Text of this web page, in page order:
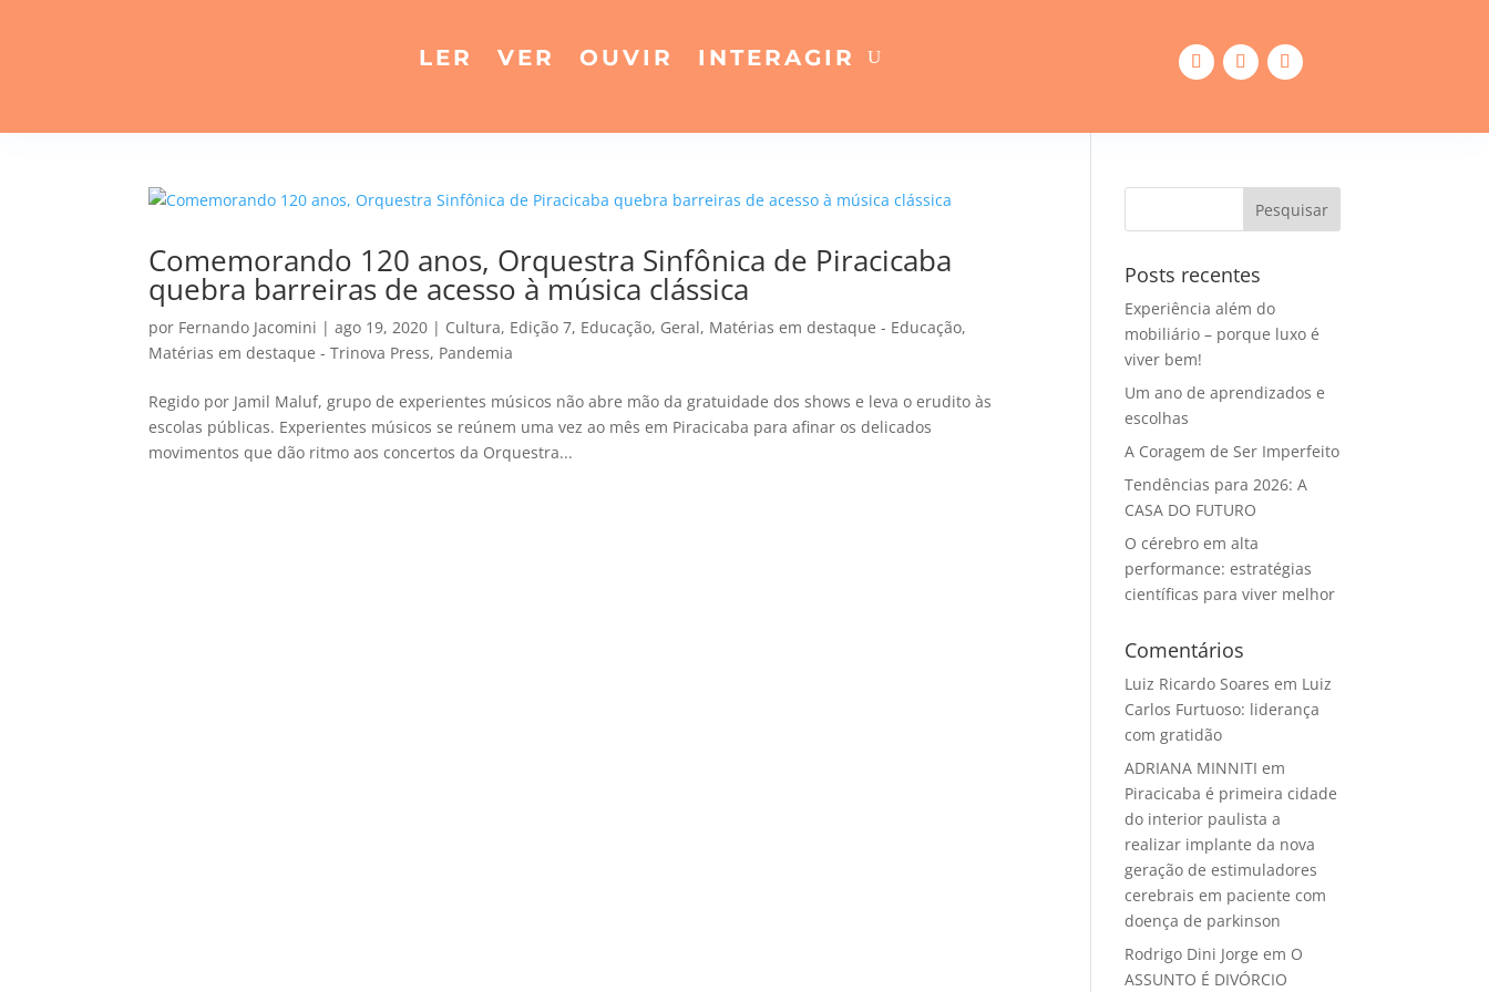
LER VER OUVIR INTERAGIR
Comemorando 120 anos, Orquestra Sinfônica de Piracicaba
quebra barreiras de acesso à música clássica
por Fernando Jacomini |ago 19, 2020 | Cultura, Edição 7, Educação, Geral, Matérias em destaque - Educação,
Matérias em destaque - Trinova Press, Pandemia
Regido por Jamil Maluf, grupo de experientes músicos não abre mão da gratuidade dos shows e leva o erudito às
escolas públicas. Experientes músicos se reúnem uma vez ao mês em Piracicaba para afinar os delicados
movimentos que dão ritmo aos concertos da Orquestra...
Posts recentes
Experiência além do
mobiliário – porque luxo é
viver bem!
Um ano de aprendizados e
escolhas
A Coragem de Ser Imperfeito
Tendências para 2026: A
CASA DO FUTURO
O cérebro em alta
performance: estratégias
científicas para viver melhor
Comentários
Luiz Ricardo Soares em Luiz
Carlos Furtuoso: liderança
com gratidão
ADRIANA MINNITI em
Piracicaba é primeira cidade
do interior paulista a
realizar implante da nova
geração de estimuladores
cerebrais em paciente com
doença de parkinson
Rodrigo Dini Jorge em O
ASSUNTO É DIVÓRCIO